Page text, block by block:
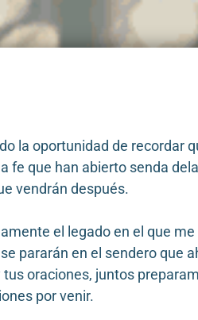
la oportunidad de recordar
fe que han abierto senda
vendrán después.
el legado en el que
pararán en el sendero que
oraciones, juntos
por venir.